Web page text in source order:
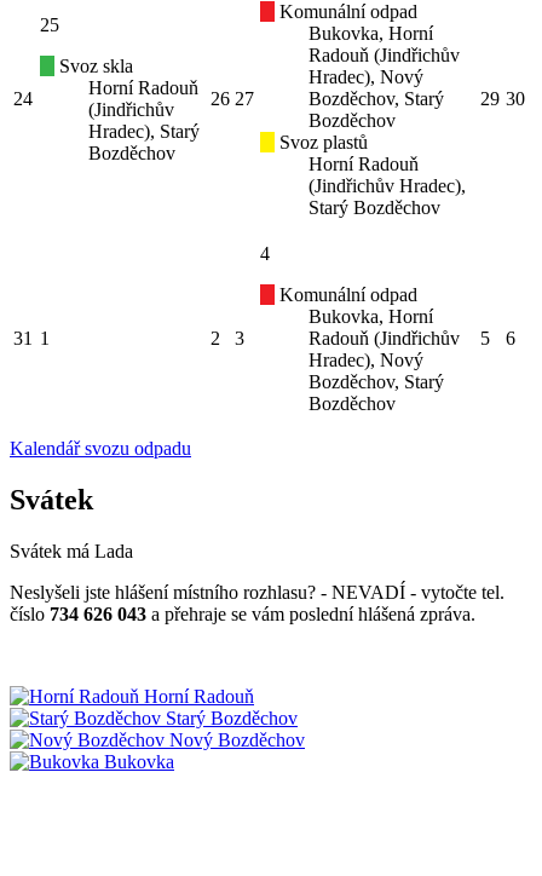
24
25
Svoz skla
Horní Radouň
(Jindřichův
Hradec), Starý
Bozděchov
26 27
Komunální odpad
Bukovka, Horní
Radouň (Jindřichův
Hradec), Nový
Bozděchov, Starý
Bozděchov
Svoz plastů
Horní Radouň
(Jindřichův Hradec),
Starý Bozděchov
29 30
31 1 2 3
4
Komunální odpad
Bukovka, Horní
Radouň (Jindřichův
Hradec), Nový
Bozděchov, Starý
Bozděchov
5 6
Kalendář svozu odpadu
Svátek
Svátek má Lada
Neslyšeli jste hlášení místního rozhlasu? - NEVADÍ - vytočte tel.
číslo 734 626 043 a přehraje se vám poslední hlášená zpráva.
Horní Radouň
Starý Bozděchov
Nový Bozděchov
Bukovka